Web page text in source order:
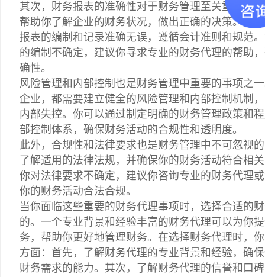
其次，财务报表的准确性对于财务管理至关重要。
帮助你了解企业的财务状况，做出正确的决策。因
报表的编制和记录准确无误，遵循会计准则和规范
的编制不确定，建议你寻求专业的财务代理的帮助
确性。
风险管理和内部控制也是财务管理中重要的事项之
企业，都需要建立健全的风险管理和内部控制机制
内部失控。你可以通过制定明确的财务管理政策和
部控制体系，确保财务活动的合规性和透明度。
此外，合规性和法律要求也是财务管理中不可忽视
了解适用的法律法规，并确保你的财务活动符合相
你对法律要求不确定，建议你咨询专业的财务代理
你的财务活动合法合规。
当你面临这些重要的财务代理事项时，选择合适的
的。一个专业背景和经验丰富的财务代理可以为你
务，帮助你更好地管理财务。在选择财务代理时，
方面：首先，了解财务代理的专业背景和经验，确
财务需求的能力。其次，了解财务代理的信誉和口